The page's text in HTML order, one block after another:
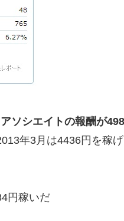
アソシエイトの報酬が
年3月は4436円を稼